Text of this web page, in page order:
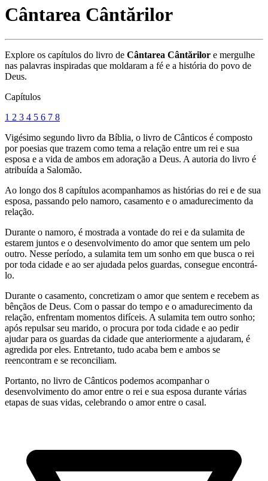
Cântarea Cântărilor
Explore os capítulos do livro de Cântarea Cântărilor e mergulhe
nas palavras inspiradas que moldaram a fé e a história do povo de
Deus.
Capítulos
1 2 3 4 5 6 7 8
Vigésimo segundo livro da Bíblia, o livro de Cânticos é composto
por poesias que trazem como tema a relação entre um rei e sua
esposa e a vida de ambos em adoração a Deus. A autoria do livro é
atribuída a Salomão.
Ao longo dos 8 capítulos acompanhamos as histórias do rei e de sua
esposa, passando pelo namoro, casamento e o amadurecimento da
relação.
Durante o namoro, é mostrada a vontade do rei e da sulamita de
estarem juntos e o desenvolvimento do amor que sentem um pelo
outro. Nesse período, a sulamita tem um sonho em que busca o rei
por toda cidade e ao ser ajudada pelos guardas, consegue encontrá-
lo.
Durante o casamento, concretizam o amor que sentem e recebem as
bênçãos de Deus. Com o passar do tempo e o amadurecimento da
relação, enfrentam momentos difíceis. A sulamita tem outro sonho;
após repulsar seu marido, o procura por toda cidade e ao pedir
ajudar para os guardas da cidade que anteriormente a ajudaram, é
agredida por eles. Entretanto, tudo acaba bem e ambos se
reencontram e se reconciliam.
Portanto, no livro de Cânticos podemos acompanhar o
desenvolvimento do amor entre o rei e sua esposa durante várias
etapas de suas vidas, celebrando o amor entre o casal.